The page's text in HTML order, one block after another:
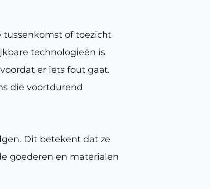
of toezicht
technologieën is
er iets fout gaat.
die voortdurend
Dit betekent dat ze
goederen en materialen